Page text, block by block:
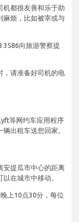
机都很友善和乐于助
麻烦，比如被宰或与
3586向旅游警察提
，请准备好司机的电
等网约车应用程序
出租车送您回家。
安提瓜市中心的距离
在城市中移动。
上10点30分，每位